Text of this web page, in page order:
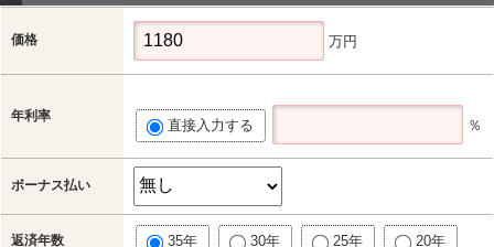
価格 万円
年利率
直接入力する ％
ボーナス払い
返済年数 35年 30年 25年 20年